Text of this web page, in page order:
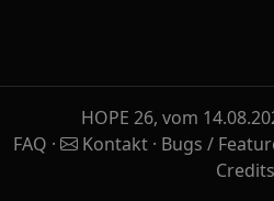
HOPE 26, vom
FAQ · Kontakt · Bugs /
Credits